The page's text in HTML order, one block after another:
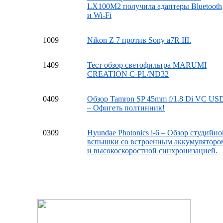
LX100M2 получила адаптеры Bluetooth
и Wi-Fi
1009 Nikon Z 7 против Sony a7R III.
1409
Тест обзор светофильтра MARUMI
CREATION C-PL/ND32
0409
Обзор Tamron SP 45mm f/1.8 Di VC
– Офигеть полтинник!
0309
Hyundae Photonics i-6 – Обзор
вспышки со встроенным
и высокоскоростной синхронизацией.